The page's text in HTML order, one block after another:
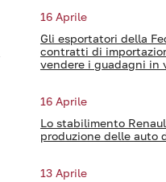
16 Aprile
Gli esportatori della
contratti di
vendere i guadagni in
16 Aprile
Lo stabilimento
produzione delle auto
13 Aprile